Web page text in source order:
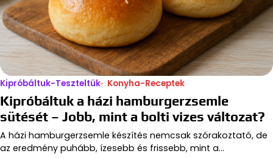
Kipróbáltuk-Teszteltük Konyha-Receptek
Kipróbáltuk a házi hamburgerzsemle
sütését – Jobb, mint a bolti vizes változat?
A házi hamburgerzsemle készítés nemcsak szórakoztató, de
az eredmény puhább, ízesebb és frissebb, mint a…